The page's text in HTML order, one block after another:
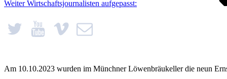
Weiter Wirtschaftsjournalisten aufgepasst:
Am 10.10.2023 wurden im Münchner Löwenbräukeller die neun